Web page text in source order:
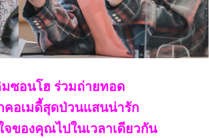
ซอนโฮ ร่วมถ่ายทอด
คอเมดี้สุดป่วนแสนน่ารัก
ของคุณไปในเวลาเดียวกัน